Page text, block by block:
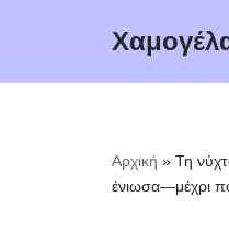
Αρχική » Τη
ένιωσα—μέχρι